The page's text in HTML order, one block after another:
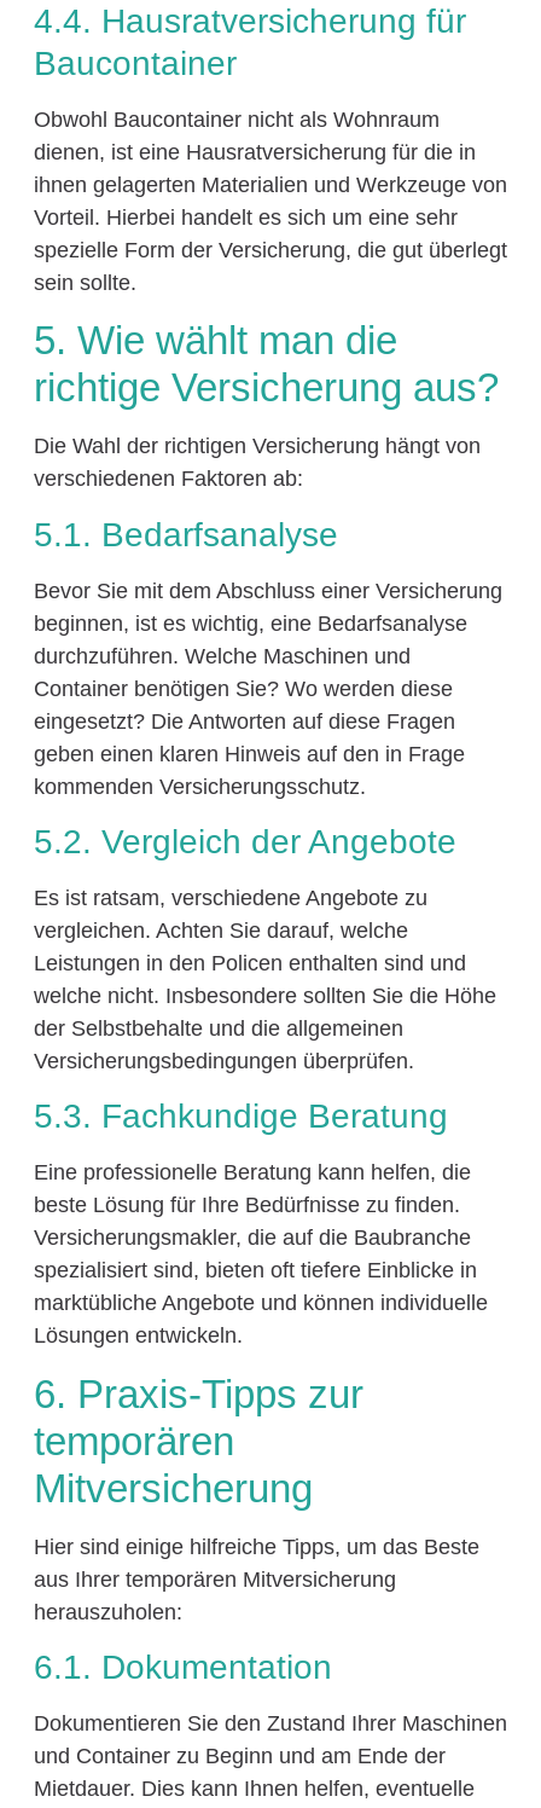
4.4. Hausratversicherung für
Baucontainer
Obwohl Baucontainer nicht als Wohnraum
dienen, ist eine Hausratversicherung für die in
ihnen gelagerten Materialien und Werkzeuge von
Vorteil. Hierbei handelt es sich um eine sehr
spezielle Form der Versicherung, die gut überlegt
sein sollte.
5. Wie wählt man die
richtige Versicherung aus?
Die Wahl der richtigen Versicherung hängt von
verschiedenen Faktoren ab:
5.1. Bedarfsanalyse
Bevor Sie mit dem Abschluss einer Versicherung
beginnen, ist es wichtig, eine Bedarfsanalyse
durchzuführen. Welche Maschinen und
Container benötigen Sie? Wo werden diese
eingesetzt? Die Antworten auf diese Fragen
geben einen klaren Hinweis auf den in Frage
kommenden Versicherungsschutz.
5.2. Vergleich der Angebote
Es ist ratsam, verschiedene Angebote zu
vergleichen. Achten Sie darauf, welche
Leistungen in den Policen enthalten sind und
welche nicht. Insbesondere sollten Sie die Höhe
der Selbstbehalte und die allgemeinen
Versicherungsbedingungen überprüfen.
5.3. Fachkundige Beratung
Eine professionelle Beratung kann helfen, die
beste Lösung für Ihre Bedürfnisse zu finden.
Versicherungsmakler, die auf die Baubranche
spezialisiert sind, bieten oft tiefere Einblicke in
marktübliche Angebote und können individuelle
Lösungen entwickeln.
6. Praxis-Tipps zur
temporären
Mitversicherung
Hier sind einige hilfreiche Tipps, um das Beste
aus Ihrer temporären Mitversicherung
herauszuholen:
6.1. Dokumentation
Dokumentieren Sie den Zustand Ihrer Maschinen
und Container zu Beginn und am Ende der
Mietdauer. Dies kann Ihnen helfen, eventuelle